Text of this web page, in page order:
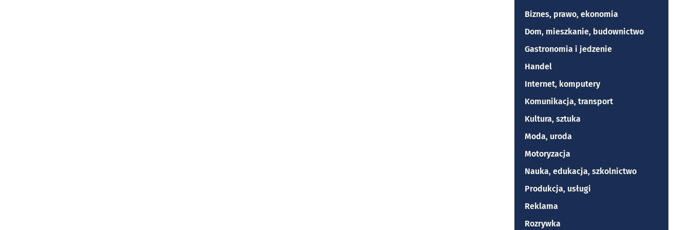
Biznes, prawo, ekonomia
Dom, mieszkanie, budownictwo
Gastronomia i jedzenie
Handel
Internet, komputery
Komunikacja, transport
Kultura, sztuka
Moda, uroda
Motoryzacja
Nauka, edukacja, szkolnictwo
Produkcja, usługi
Reklama
Rozrywka